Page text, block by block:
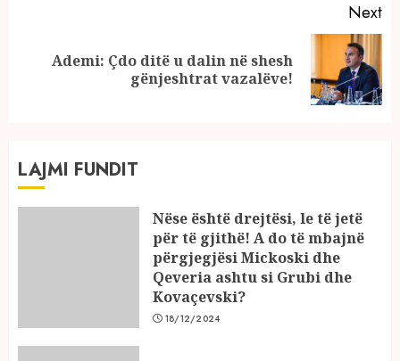
Next
NextAdemi: Çdo ditë u dalin në shesh
gënjeshtrat vazalëve!
LAJMI FUNDIT
Nëse është drejtësi, le të jetë
për të gjithë! A do të mbajnë
përgjegjësi Mickoski dhe
Qeveria ashtu si Grubi dhe
Kovaçevski?
18/12/2024